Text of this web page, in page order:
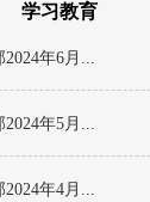
学习教育
年6月...
年5月...
年4月...